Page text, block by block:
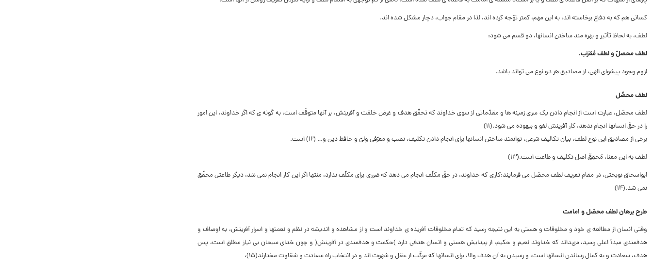
کسانى هم که به دفاع برخاسته ‏اند، به این مهم، کم‏تر توّجه کرده ‏اند، لذا در مقام جواب، دچار مشکل شده ‏اند.
لطف، به لحاظ تأثیر و بهره ‏مند ساختن انسان‏ها، دو قسم مى ‏شود:
لطف محصلّ و لطف مُقرّب.
لزوم وجود پیشواى الهى، از مصادیق هر دو نوع مى ‏تواند باشد.
لطف محصِّل
لطف محصّل، عبارت است از انجام دادن یک سرى زمینه ‏ها و مقدّماتى از سوى خداوند که تحقّق هدف و غرض خلقت و آفرینش، بر آن‏ها متوقّف است، به گونه ‏ى که اگر خداوند، این امور
را در حقّ انسان‏ها انجام ندهد، کار آفرینش لغو و بیهوده مى ‏شود.(۱۱)
برخى از مصادیق این نوع لطف، بیان تکالیف شرعى، توان‏مند ساختن انسان‏ها براى انجام دادن تکلیف، نصب و معرّفى ولىّ و حافظ دین و… (۱۲) است.
لطف به این معنا، مُحقِقّ اصل تکلیف و طاعت است.(۱۳)
ابواسحاق نوبختى، در مقام تعریف لطف محصّل مى ‏فرمایند:کارى که خداوند، در حقّ مکلّف انجام مى‏ دهد که ضررى براى مکلّف ندارد، منتها اگر این کار انجام نمى‏ شد، دیگر طاعتى محقّق
نمى ‏شد.(۱۴)
طرح برهان لطف محصّل و امامت
وقتى انسان از مطالعه ‏ى خود و مخلوقات و هستى به این نتیجه رسید که تمام مخلوقات آفریده ‏ى خداوند است و از مشاهده و اندیشه در نظم و نعمت‏ها و اسرار آفرینش، به اوصاف و
هدف‏مندى مبدأ اعلى رسید، مى‏داند که خداوند نعیم و حکیم، از پیدایش هستى و انسان هدفى دارد )حکمت و هدف‏مندى در آفرینش( و چون خداى سبحان بى ‏نیاز مطلق است، پس
هدف، سعادت و به کمال رساندن انسان‏ها است، و رسیدن به آن هدف والا، براى انسان‏ها که مرکّب از عقل و شهوت‏ اند و در انتخاب راه سعادت و شقاوت مختارند(۱۵)،